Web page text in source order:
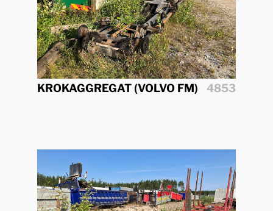
KROKAGGREGAT (VOLVO FM) 4853